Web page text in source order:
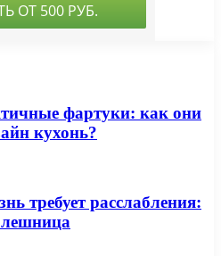
фартуки: как они
кухонь?
требует расслабления: